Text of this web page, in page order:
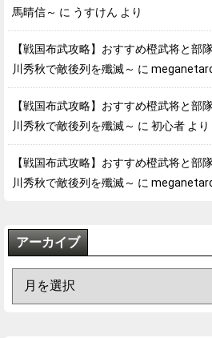
馬晴信～ に うすけん より
【戦国布武攻略】おすすめ橙武将と
川秀秋で敵後列を殲滅～ に
【戦国布武攻略】おすすめ橙武将と
川秀秋で敵後列を殲滅～ に 初心者 より
【戦国布武攻略】おすすめ橙武将と
川秀秋で敵後列を殲滅～ に
アーカイブ